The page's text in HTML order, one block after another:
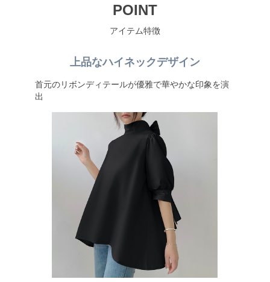
POINT
アイテム特徴
上品なハイネックデザイン
首元のリボンディテールが優雅で華やかな印象を演
出